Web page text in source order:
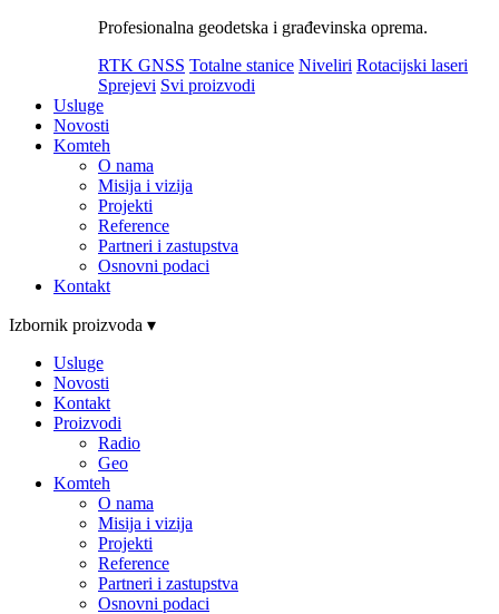
Profesionalna geodetska i građevinska oprema.
RTK GNSS Totalne stanice Niveliri Rotacijski laseri
Sprejevi Svi proizvodi
Usluge
Novosti
Komteh
O nama
Misija i vizija
Projekti
Reference
Partneri i zastupstva
Osnovni podaci
Kontakt
Izbornik proizvoda ▾
Usluge
Novosti
Kontakt
Proizvodi
Radio
Geo
Komteh
O nama
Misija i vizija
Projekti
Reference
Partneri i zastupstva
Osnovni podaci